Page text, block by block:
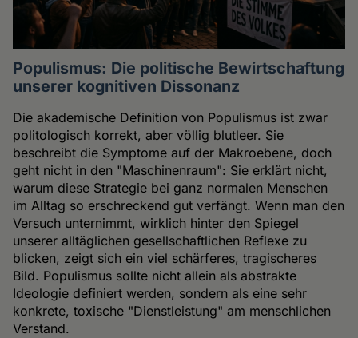
Populismus: Die politische Bewirtschaftung
unserer kognitiven Dissonanz
Die akademische Definition von Populismus ist zwar
politologisch korrekt, aber völlig blutleer. Sie
beschreibt die Symptome auf der Makroebene, doch
geht nicht in den "Maschinenraum": Sie erklärt nicht,
warum diese Strategie bei ganz normalen Menschen
im Alltag so erschreckend gut verfängt. Wenn man den
Versuch unternimmt, wirklich hinter den Spiegel
unserer alltäglichen gesellschaftlichen Reflexe zu
blicken, zeigt sich ein viel schärferes, tragischeres
Bild. Populismus sollte nicht allein als abstrakte
Ideologie definiert werden, sondern als eine sehr
konkrete, toxische "Dienstleistung" am menschlichen
Verstand.